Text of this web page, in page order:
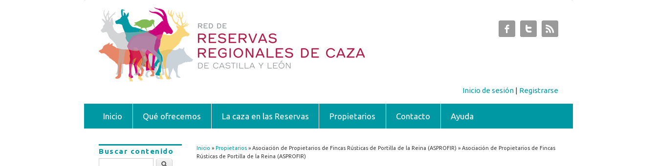
Inicio de sesión | Registrarse
Inicio Qué ofrecemos La caza en las Reservas Propietarios Contacto Ayuda
Se encuentra usted aquí
Inicio » Propietarios » Asociación de Propietarios de Fincas Rústicas de Portilla de la Reina (ASPROFIR) » Asociación de Propietarios de Fincas
Rústicas de Portilla de la Reina (ASPROFIR)
Buscar contenido
Buscar